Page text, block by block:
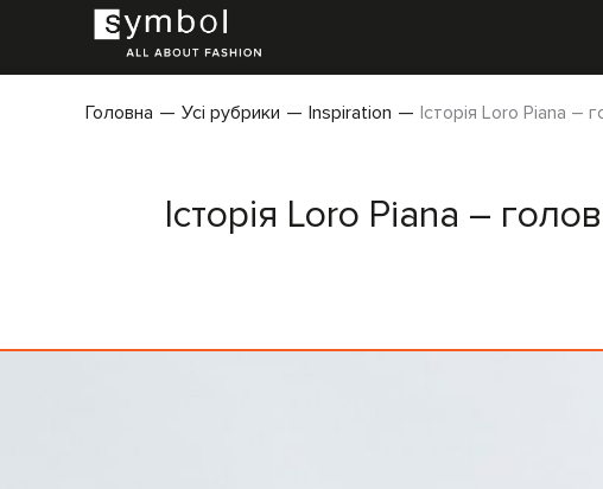
Головна Усі рубрики Inspiration Історія Loro Piana –
Історія Loro Piana –